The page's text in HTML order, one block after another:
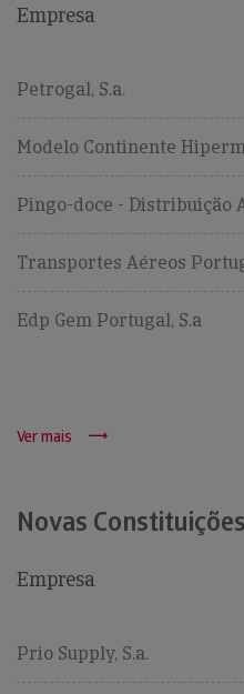
Empresa
Petrogal, S.a.
Modelo Continente
Pingo-doce - Distribuição
Transportes Aéreos
Edp Gem Portugal, S.a
Ver mais
Novas Constituições
Empresa
Prio Supply, S.a.